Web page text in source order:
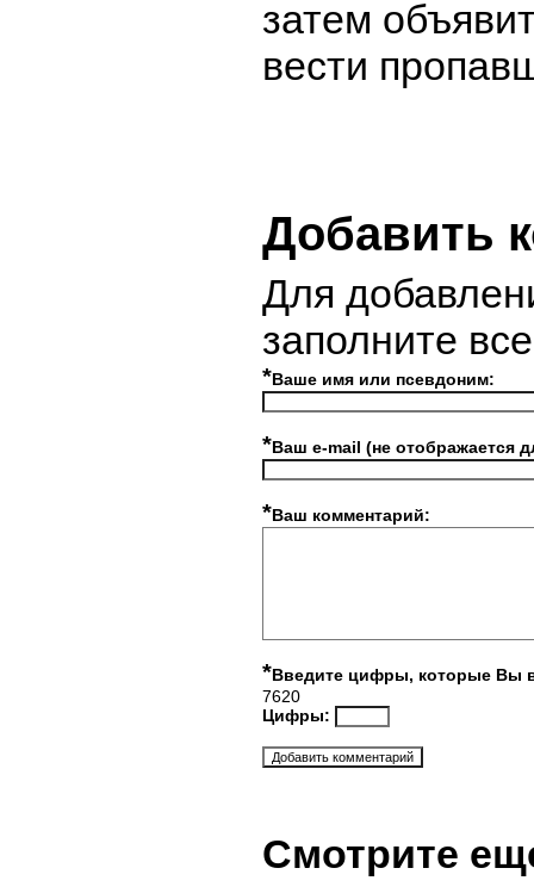
затем
вести
Добавить
Для
заполните
*Ваше имя или псевдоним:
*Ваш e-mail (не отображается
*Ваш комментарий:
*Введите цифры, которые Вы
7620
Цифры:
Смотрите